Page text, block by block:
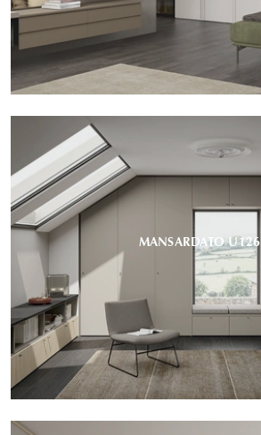
MANSARDATO U126